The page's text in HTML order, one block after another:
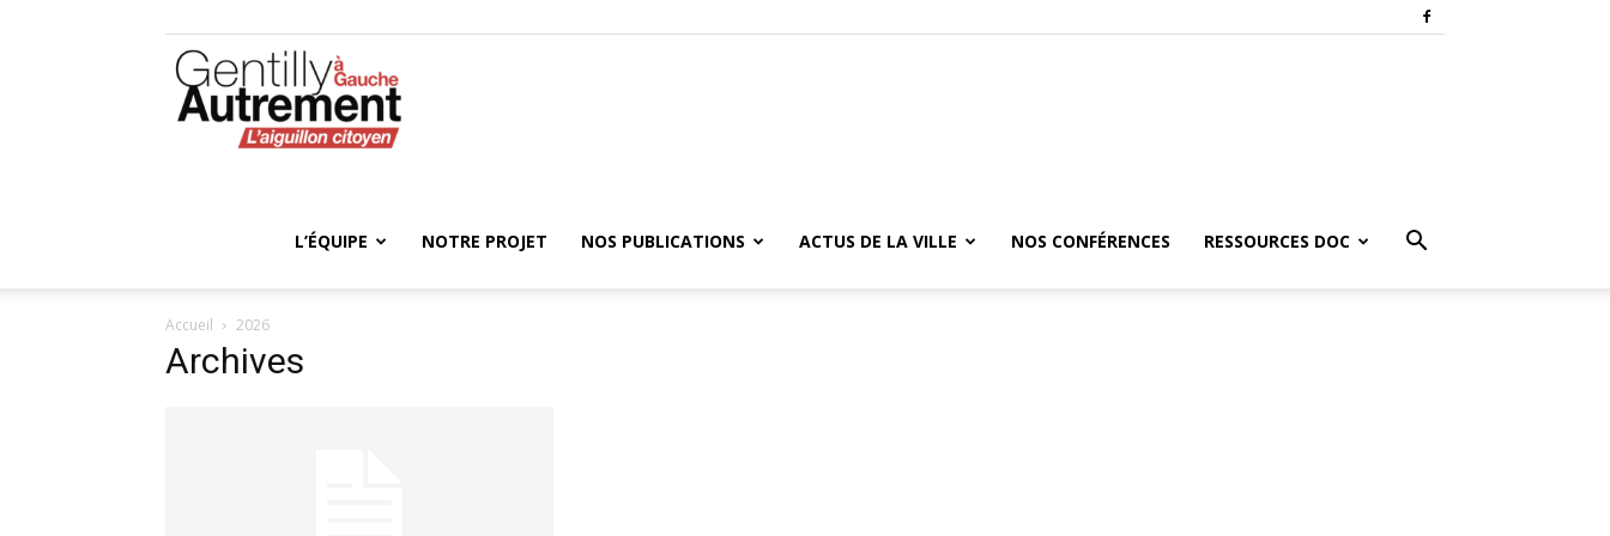
L’ÉQUIPE NOTRE PROJET NOS PUBLICATIONS ACTUS DE LA VILLE NOS CONFÉRENCES RESSOURCES DOC
Accueil 2026
Archives